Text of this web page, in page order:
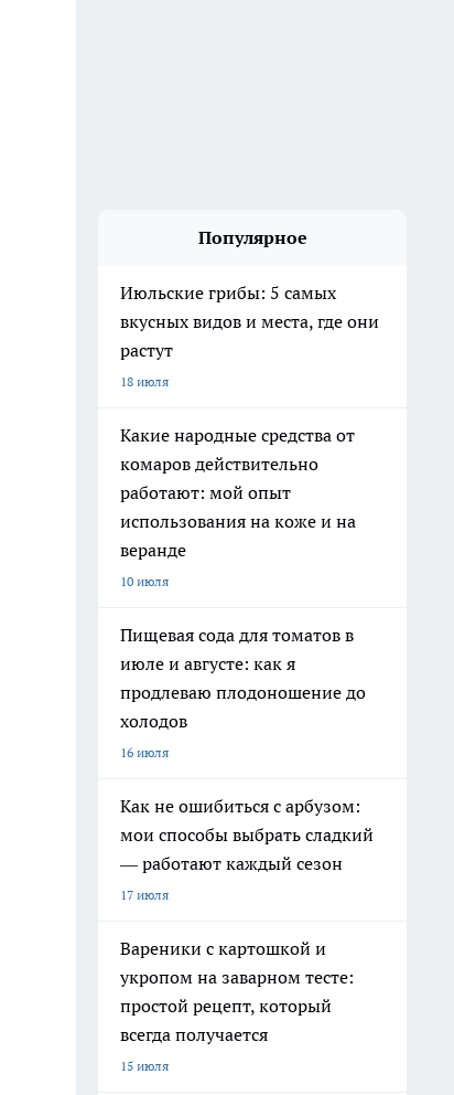
Популярное
Июльские грибы: 5 самых
вкусных видов и места, где они
растут
18 июля
Какие народные средства от
комаров действительно
работают: мой опыт
использования на коже и на
веранде
10 июля
Пищевая сода для томатов в
июле и августе: как я
продлеваю плодоношение до
холодов
16 июля
Как не ошибиться с арбузом:
мои способы выбрать сладкий
— работают каждый сезон
17 июля
Вареники с картошкой и
укропом на заварном тесте:
простой рецепт, который
всегда получается
15 июля